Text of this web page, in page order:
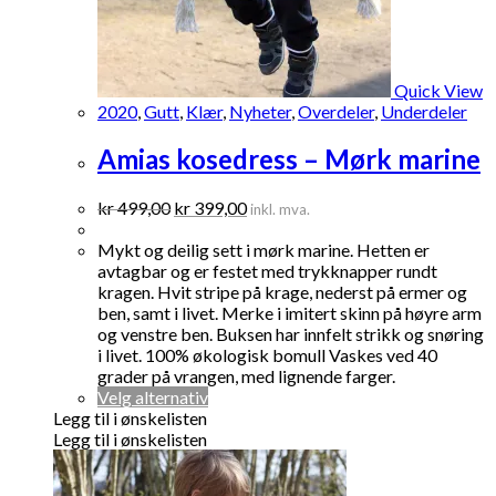
Quick View
2020, Gutt Klær, Nyheter, Overdeler, Underdeler
Amias kosedress – Mørk marine
kr499,00 Opprinnelig
var:
kr 499,00.
kr 399,00Nåværende
er:
kr 399,00.
inkl. mva.
Mykt og deilig sett i mørk marine. Hetten er
avtagbar og er festet med trykknapper rundt
kragen. Hvit stripe på krage, nederst på ermer og
ben, samt i livet. Merke i imitert skinn på høyre arm
og venstre ben. Buksen har innfelt strikk og snøring
i livet. 100% økologisk bomull Vaskes ved 40
grader på vrangen, med lignende farger.
Velg alternativDette
flere
varianter.
Legg til i ønskelisten
Legg til i ønskelisten